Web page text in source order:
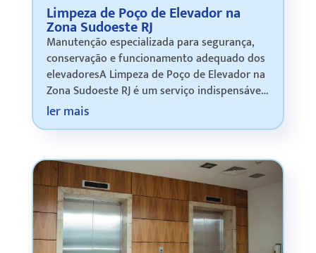
Limpeza de Poço de Elevador na
Zona Sudoeste RJ
Manutenção especializada para segurança,
conservação e funcionamento adequado dos
elevadoresA Limpeza de Poço de Elevador na
Zona Sudoeste RJ é um serviço indispensável
para condomínios, edifícios comerciais,
ler mais